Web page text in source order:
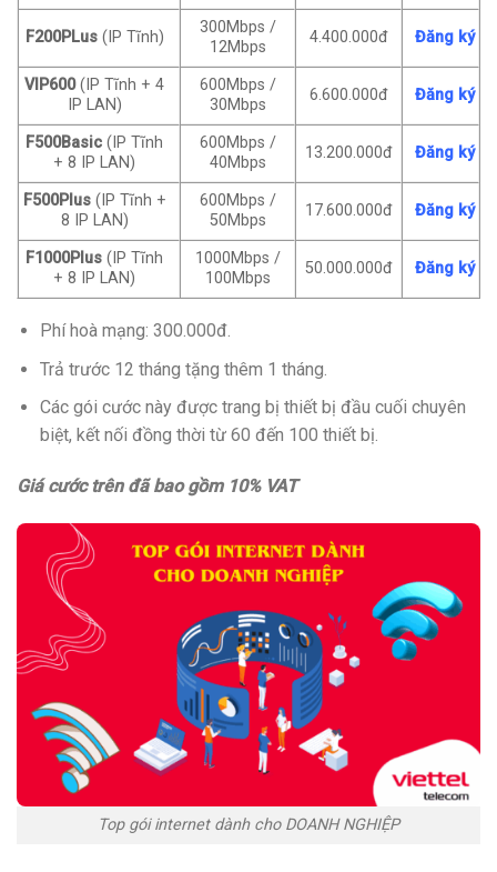
F200PLus(IP Tĩnh)
300Mbps /
12Mbps
4.400.000đ Đăng ký
VIP600(IP Tĩnh + 4
IP LAN)
600Mbps /
30Mbps
6.600.000đ Đăng ký
F500Basic (IP Tĩnh
+ 8 IP LAN)
600Mbps /
40Mbps
13.200.000đ Đăng ký
F500Plus(IP Tĩnh +
8 IP LAN)
600Mbps /
50Mbps
17.600.000đ Đăng ký
F1000Plus (IP Tĩnh
+ 8 IP LAN)
1000Mbps /
100Mbps
50.000.000đ Đăng ký
Phí hoà mạng: 300.000đ.
Trả trước 12 tháng tặng thêm 1 tháng.
Các gói cước này được trang bị thiết bị đầu cuối chuyên
biệt, kết nối đồng thời từ 60 đến 100 thiết bị.
Giá cước trên đã bao gồm 10% VAT
Top gói internet dành cho DOANH NGHIỆP